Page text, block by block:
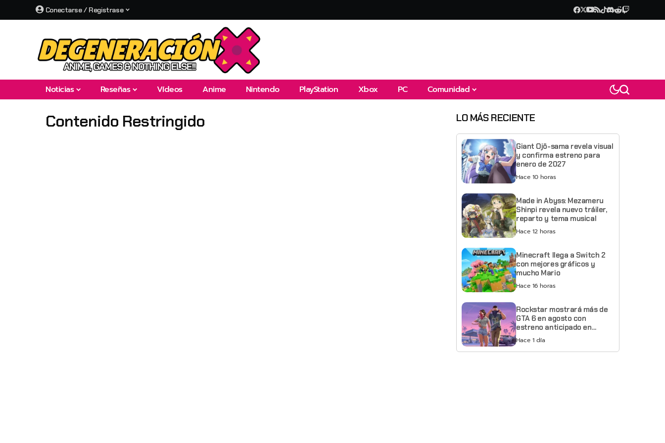
Conectarse / Registrase
Noticias Reseñas Vídeos Anime Nintendo PlayStation Xbox PC Comunidad
Contenido Restringido LO MÁS RECIENTE
Giant Ojō-sama revela visual
y confirma estreno para
enero de 2027
Hace 10 horas
Made in Abyss: Mezameru
Shinpi revela nuevo tráiler,
reparto y tema musical
Hace 12 horas
Minecraft llega a Switch 2
con mejores gráficos y
mucho Mario
Hace 16 horas
Rockstar mostrará más de
GTA 6 en agosto con
estreno anticipado en
Netflix
Hace 1 día